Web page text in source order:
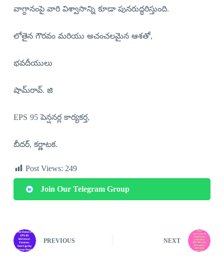
వాగ్దానంపై వారి విశ్వాసాన్ని కూడా పునరుద్ధరిస్తుంది.
లోతైన గౌరవం మరియు అచంచలమైన ఆశతో,
భవదీయులు
షామ్‌రావ్. జి
EPS 95 పెన్షనర్ల కార్యకర్త,
బీదర్, కర్ణాటక.
Post Views: 249
Join Our Telegram Group
PREVIOUS NEXT